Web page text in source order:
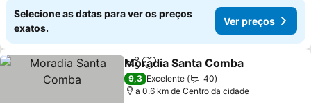
Selecione as datas para ver os preços
exatos.
Ver preços
PartilharAdicionar aos favoritos
Moradia Santa Comba
9,3 Excelente
40
a 0.6 km de Centro da cidade